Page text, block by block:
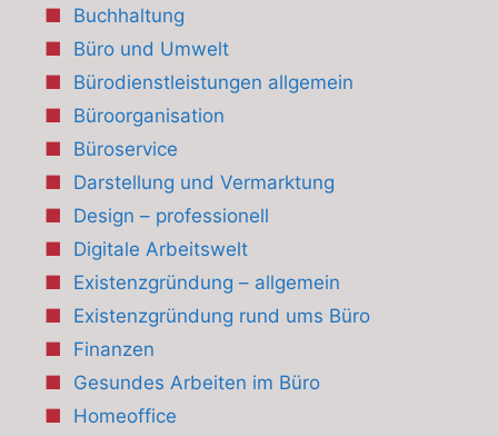
Buchhaltung
Büro und Umwelt
Bürodienstleistungen allgemein
Büroorganisation
Büroservice
Darstellung und Vermarktung
Design – professionell
Digitale Arbeitswelt
Existenzgründung – allgemein
Existenzgründung rund ums Büro
Finanzen
Gesundes Arbeiten im Büro
Homeoffice